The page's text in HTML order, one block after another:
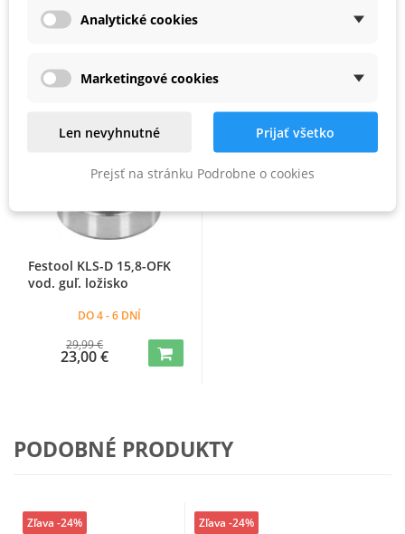
Festool KLS-D 15,8-OFK
vod. guľ. ložisko
DO 4 - 6 DNÍ
29,99 €
23,00 €
Zľava -23%
PODOBNÉ PRODUKTY
Zľava -24% Zľava -24%
Analytické cookies
Marketingové cookies
Len nevyhnutné Prijať všetko
Prejsť na stránku Podrobne o cookies